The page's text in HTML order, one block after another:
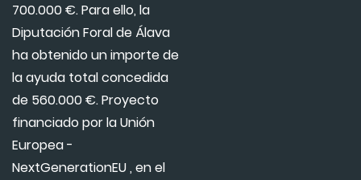
700.000 €. Para ello, la
Diputación Foral de Álava
ha obtenido un importe de
la ayuda total concedida
de 560.000 €. Proyecto
financiado por la Unión
Europea -
NextGenerationEU , en el